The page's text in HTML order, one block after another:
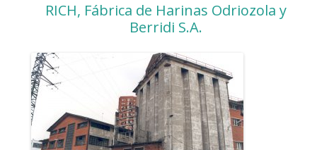
RICH, Fábrica de Harinas Odriozola y
Berridi S.A.